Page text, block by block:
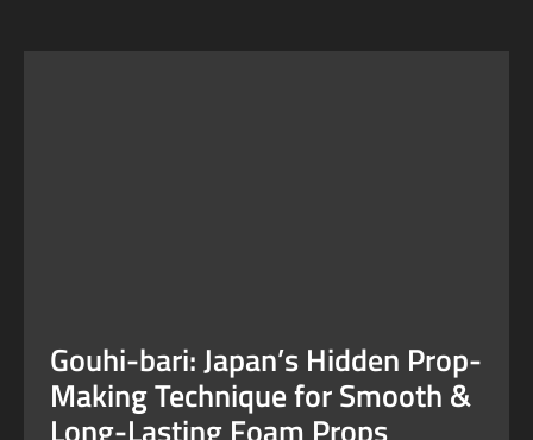
Gouhi-bari: Japan’s Hidden Prop-
Making Technique for Smooth &
Long-Lasting Foam Props